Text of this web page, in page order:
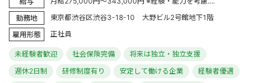
勤務地
東京都渋谷区渋谷3-18-10 大野ビル2号館地下1階
雇用形態
正社員
未経験者歓迎 社会保険完備
将来は独立・独立支援
週休2日制
研修制度有り 安定して働ける企業
経験者優遇